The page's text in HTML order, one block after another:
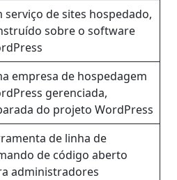
serviço de sites hospedado,
sobre o software
empresa de hospedagem
gerenciada,
do projeto WordPress
de linha de
de código aberto
administradores